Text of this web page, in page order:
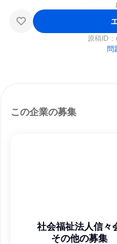
原稿ID：
問
この企業の募集
社会福祉法人信々
その他の募集